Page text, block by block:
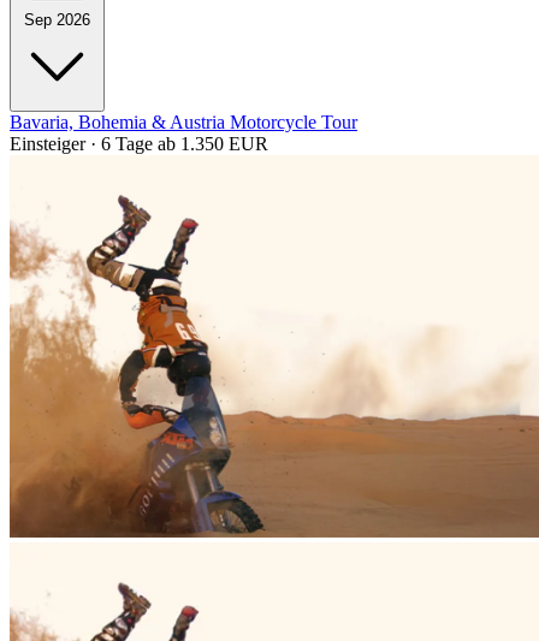
Sep 2026
Bavaria, Bohemia & Austria Motorcycle Tour
Einsteiger · 6 Tage ab 1.350 EUR